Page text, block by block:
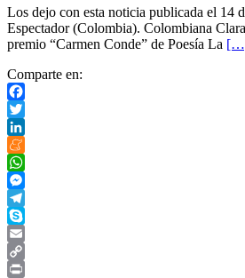
Los dejo con esta noticia publicada el 14
Espectador (Colombia). Colombiana
premio “Carmen Conde” de Poesía La
Comparte en:
Facebook
Twitter
LinkedIn
Meneame
WhatsApp
Messenger
Telegram
Skype
Email
Copy